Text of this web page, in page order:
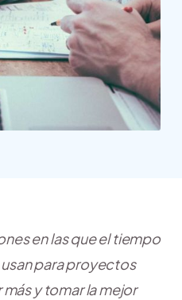
20 tiendas online
argentinas creadas con
Tiendanube
en las que el tiempo
para proyectos
y tomar la mejor